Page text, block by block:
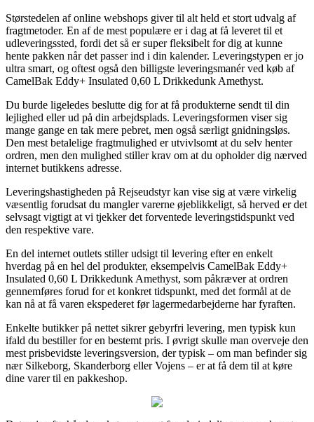
Størstedelen af online webshops giver til alt held et stort udvalg af
fragtmetoder. En af de mest populære er i dag at få leveret til et
udleveringssted, fordi det så er super fleksibelt for dig at kunne
hente pakken når det passer ind i din kalender. Leveringstypen er jo
ultra smart, og oftest også den billigste leveringsmanér ved køb af
CamelBak Eddy+ Insulated 0,60 L Drikkedunk Amethyst.
Du burde ligeledes beslutte dig for at få produkterne sendt til din
lejlighed eller ud på din arbejdsplads. Leveringsformen viser sig
mange gange en tak mere pebret, men også særligt gnidningsløs.
Den mest betalelige fragtmulighed er utvivlsomt at du selv henter
ordren, men den mulighed stiller krav om at du opholder dig nærved
internet butikkens adresse.
Leveringshastigheden på Rejseudstyr kan vise sig at være virkelig
væsentlig forudsat du mangler varerne øjeblikkeligt, så herved er det
selvsagt vigtigt at vi tjekker det forventede leveringstidspunkt ved
den respektive vare.
En del internet outlets stiller udsigt til levering efter en enkelt
hverdag på en hel del produkter, eksempelvis CamelBak Eddy+
Insulated 0,60 L Drikkedunk Amethyst, som påkræver at ordren
gennemføres forud for et konkret tidspunkt, med det formål at de
kan nå at få varen ekspederet før lagermedarbejderne har fyraften.
Enkelte butikker på nettet sikrer gebyrfri levering, men typisk kun
ifald du bestiller for en bestemt pris. I øvrigt skulle man overveje den
mest prisbevidste leveringsversion, der typisk – om man befinder sig
nær Silkeborg, Skanderborg eller Vojens – er at få dem til at køre
dine varer til en pakkeshop.